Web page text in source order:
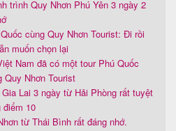
trình Quy Nhơn Phú Yên 3 ngày 2
cùng Quy Nhơn Tourist: Đi rồi
muốn chọn lại
Nam đã có một tour Phú Quốc
Quy Nhơn Tourist
Lai 3 ngày từ Hải Phòng rất tuyệt
điểm 10
từ Thái Bình rất đáng nhớ.